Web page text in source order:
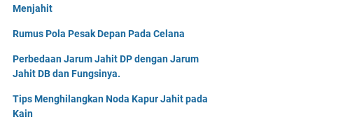
Menjahit
Rumus Pola Pesak Depan Pada Celana
Perbedaan Jarum Jahit DP dengan Jarum
Jahit DB dan Fungsinya.
Tips Menghilangkan Noda Kapur Jahit pada
Kain